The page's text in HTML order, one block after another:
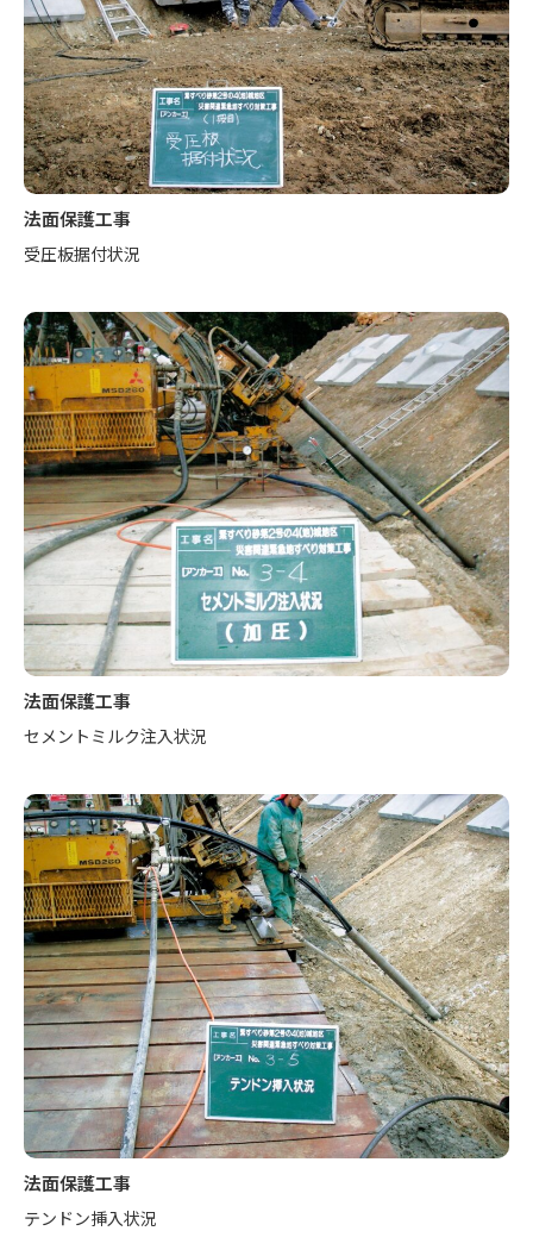
法面保護工事
受圧板据付状況
法面保護工事
セメントミルク注入状況
法面保護工事
テンドン挿入状況